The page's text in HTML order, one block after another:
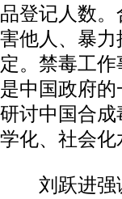
品登记人数
害他人、暴
定。禁毒工
是中国政府
研讨中国合
学化、社会化
刘跃进强调